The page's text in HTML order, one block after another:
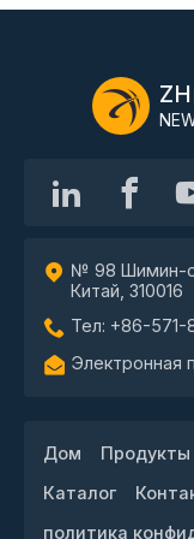
№ 98 Шимин-
Китай, 310016
Тел: +86-571-
Электронная
Дом Продукты
Каталог
политика